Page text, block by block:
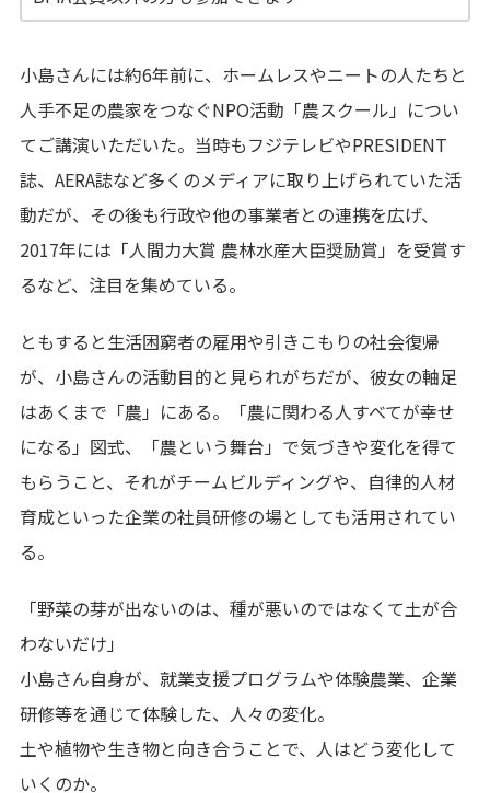
小島さんには約6年前に、ホームレスやニートの人たちと
人手不足の農家をつなぐNPO活動「農スクール」につい
てご講演いただいた。当時もフジテレビやPRESIDENT
誌、AERA誌など多くのメディアに取り上げられていた活
動だが、その後も行政や他の事業者との連携を広げ、
2017年には「人間力大賞 農林水産大臣奨励賞」を受賞す
るなど、注目を集めている。
ともすると生活困窮者の雇用や引きこもりの社会復帰
が、小島さんの活動目的と見られがちだが、彼女の軸足
はあくまで「農」にある。「農に関わる人すべてが幸せ
になる」図式、「農という舞台」で気づきや変化を得て
もらうこと、それがチームビルディングや、自律的人材
育成といった企業の社員研修の場としても活用されてい
る。
「野菜の芽が出ないのは、種が悪いのではなくて土が合
わないだけ」
小島さん自身が、就業支援プログラムや体験農業、企業
研修等を通じて体験した、人々の変化。
土や植物や生き物と向き合うことで、人はどう変化して
いくのか。